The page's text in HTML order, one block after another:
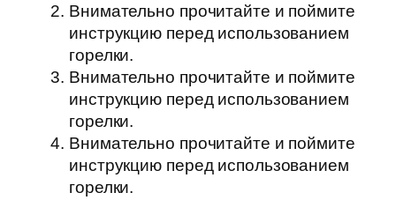
Внимательно прочитайте и поймите
инструкцию перед использованием
горелки.
Внимательно прочитайте и поймите
инструкцию перед использованием
горелки.
Внимательно прочитайте и поймите
инструкцию перед использованием
горелки.